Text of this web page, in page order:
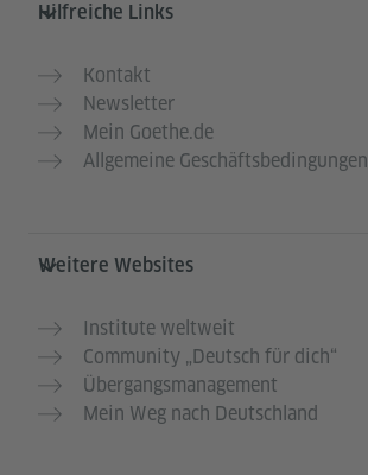
Hilfreiche Links
Kontakt
Newsletter
Mein Goethe.de
Allgemeine Geschäftsbedingungen
Weitere Websites
Institute weltweit
Community „Deutsch für dich“
Übergangsmanagement
Mein Weg nach Deutschland